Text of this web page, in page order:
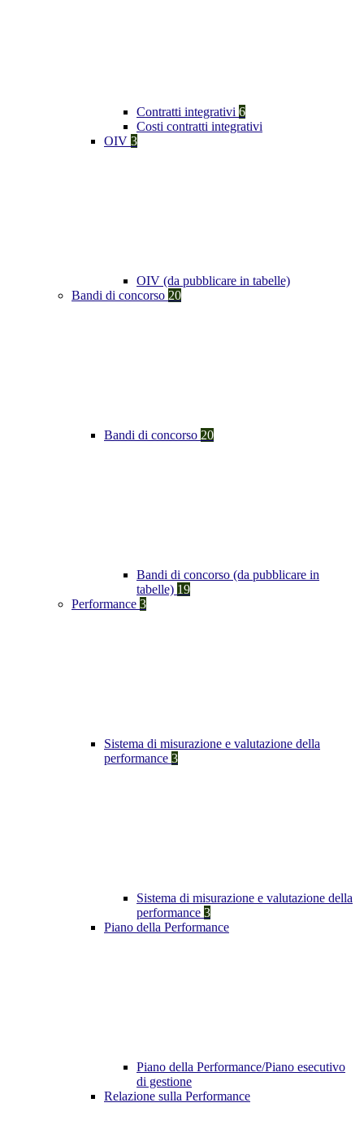
Contratti integrativi 6
Costi contratti integrativi
OIV 3
OIV (da pubblicare in tabelle)
Bandi di concorso 20
Bandi di concorso 20
Bandi di concorso (da pubblicare in
tabelle) 19
Performance 3
Sistema di misurazione e valutazione della
performance 3
Sistema di misurazione e valutazione della
performance 3
Piano della Performance
Piano della Performance/Piano esecutivo
di gestione
Relazione sulla Performance